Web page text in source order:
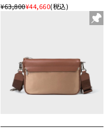
¥63,800¥44,660(税込)